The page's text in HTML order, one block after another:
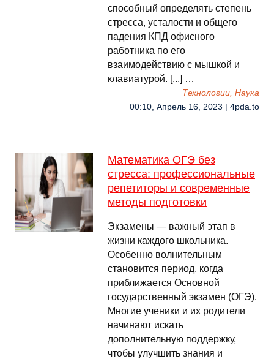
способный определять степень
стресса, усталости и общего
падения КПД офисного
работника по его
взаимодействию с мышкой и
клавиатурой. [...] …
Технологии, Наука
00:10, Апрель 16, 2023 | 4pda.to
Математика ОГЭ без
стресса: профессиональные
репетиторы и современные
методы подготовки
Экзамены — важный этап в
жизни каждого школьника.
Особенно волнительным
становится период, когда
приближается Основной
государственный экзамен (ОГЭ).
Многие ученики и их родители
начинают искать
дополнительную поддержку,
чтобы улучшить знания и